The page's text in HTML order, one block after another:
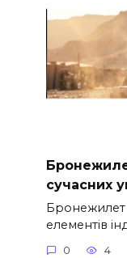
сучасних
Бронежилет
елементів
0 4